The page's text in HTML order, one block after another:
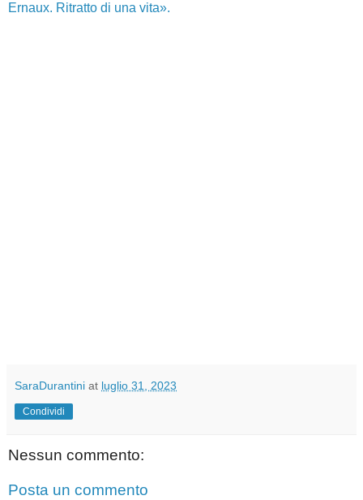
Ernaux. Ritratto di una vita».
SaraDurantini at luglio 31, 2023
Condividi
Nessun commento:
Posta un commento